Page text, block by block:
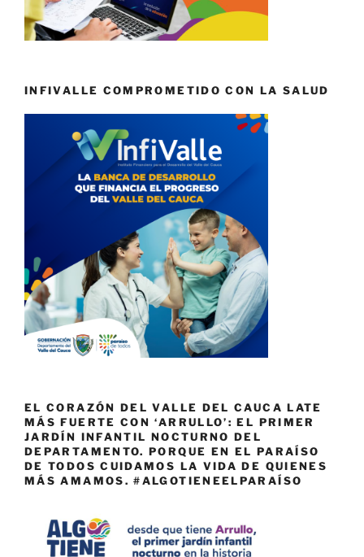
INFIVALLE COMPROMETIDO CON LA SALUD
EL CORAZÓN DEL VALLE DEL CAUCA LATE
MÁS FUERTE CON ‘ARRULLO’: EL PRIMER
JARDÍN INFANTIL NOCTURNO DEL
DEPARTAMENTO. PORQUE EN EL PARAÍSO
DE TODOS CUIDAMOS LA VIDA DE QUIENES
MÁS AMAMOS. #ALGOTIENEELPARAÍSO